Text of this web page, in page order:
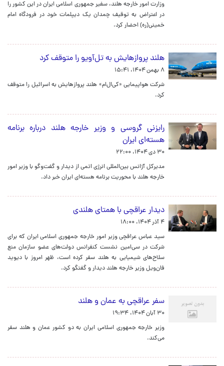
وزارت امور خارجه هلند، سفیر جمهوری اسلامی ایران در این کشور را
در اعتراض به توقیف چمدان یک دیپلمات خود در فرودگاه امام
خمینی(ره) احضار کرد.
هلند پروازهایش به تل‌آویو را متوقف کرد
۸ بهمن ۱۴۰۴، ۱۵:۴۱
شرکت هواپیمایی «کی‌ال‌ام» هلند پروازهایش به اسرائیل را متوقف
کرد.
رایزنی گروسی و وزیر خارجه هلند درباره برنامه
هسته‌ای ایران
۳۰ دی ۱۴۰۴، ۲۲:۰۰
مدیرکل آژانس بین‌المللی انرژی اتمی از دیدار و گفت‌وگو با وزیر امور
خارجه هلند با محوریت برنامه هسته‌ای ایران خبر داد.
دیدار عراقچی با همتای هلندی
۴ آذر ۱۴۰۴، ۱۸:۰۰
سید عباس عراقچی وزیر امور خارجه جمهوری اسلامی ایران که برای
شرکت در سی‌امین نشست کنفرانس دولت‌های عضو سازمان منع
سلاح‌های شیمیایی به هلند سفر کرده است، ظهر امروز با دیوید
فان‌ویل وزیر خارجه هلند دیدار و گفتگو کرد.
سفر عراقچی به عمان و هلند
۳۰ آبان ۱۴۰۴، ۱۹:۳۴
وزیر خارجه جمهوری اسلامی ایران به دو کشور عمان و هلند سفر
می‌کند.